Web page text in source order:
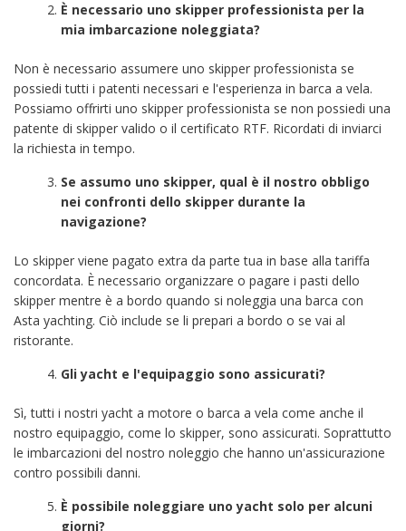
È necessario uno skipper professionista per la
mia imbarcazione noleggiata?
Non è necessario assumere uno skipper professionista se
possiedi tutti i patenti necessari e l'esperienza in barca a vela.
Possiamo offrirti uno skipper professionista se non possiedi una
patente di skipper valido o il certificato RTF. Ricordati di inviarci
la richiesta in tempo.
Se assumo uno skipper, qual è il nostro obbligo
nei confronti dello skipper durante la
navigazione?
Lo skipper viene pagato extra da parte tua in base alla tariffa
concordata. È necessario organizzare o pagare i pasti dello
skipper mentre è a bordo quando si noleggia una barca con
Asta yachting. Ciò include se li prepari a bordo o se vai al
ristorante.
Gli yacht e l'equipaggio sono assicurati?
Sì, tutti i nostri yacht a motore o barca a vela come anche il
nostro equipaggio, come lo skipper, sono assicurati. Soprattutto
le imbarcazioni del nostro noleggio che hanno un'assicurazione
contro possibili danni.
È possibile noleggiare uno yacht solo per alcuni
giorni?